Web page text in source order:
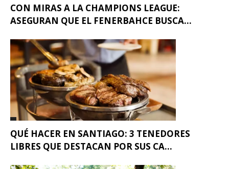
CON MIRAS A LA CHAMPIONS LEAGUE:
ASEGURAN QUE EL FENERBAHCE BUSCA...
QUÉ HACER EN SANTIAGO: 3 TENEDORES
LIBRES QUE DESTACAN POR SUS CA...